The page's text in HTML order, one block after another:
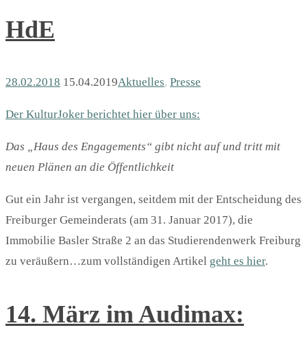
HdE
28.02.2018 15.04.2019Aktuelles, Presse
Der KulturJoker berichtet hier über uns:
Das „Haus des Engagements“ gibt nicht auf und tritt mit
neuen Plänen an die Öffentlichkeit
Gut ein Jahr ist vergangen, seitdem mit der Entscheidung des
Freiburger Gemeinderats (am 31. Januar 2017), die
Immobilie Basler Straße 2 an das Studierendenwerk Freiburg
zu veräußern…zum vollständigen Artikel geht es hier.
14. März im Audimax: